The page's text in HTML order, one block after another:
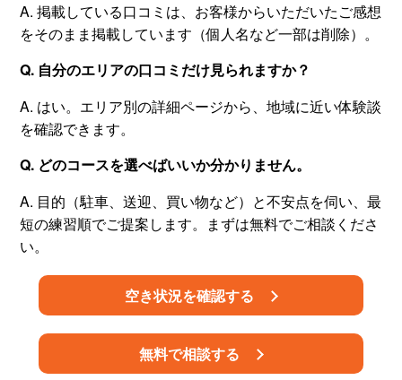
A. 掲載している口コミは、お客様からいただいたご感想
をそのまま掲載しています（個人名など一部は削除）。
Q. 自分のエリアの口コミだけ見られますか？
A. はい。エリア別の詳細ページから、地域に近い体験談
を確認できます。
Q. どのコースを選べばいいか分かりません。
A. 目的（駐車、送迎、買い物など）と不安点を伺い、最
短の練習順でご提案します。まずは無料でご相談くださ
い。
空き状況を確認する
無料で相談する